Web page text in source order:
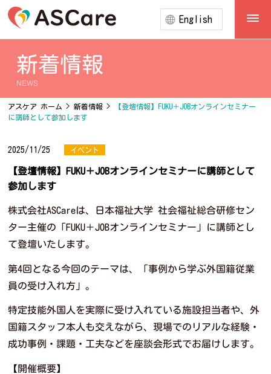
English
新着情報
NEWS
アスケア ホーム > 新着情報 >
【登壇情報】FUKU＋JOBオンラインセミナー
に講師として参加します
2025/11/25 イベント
【登壇情報】FUKU＋JOBオンラインセミナーに講師として
参加します
株式会社ASCareは、日本福祉大学 社会福祉総合研修セン
ター主催の「FUKU＋JOBオンラインセミナー」に講師とし
て登壇いたします。
第4回となる今回のテーマは、「事例から学ぶ外国籍従業
員の受け入れ方」。
特定技能外国人を実際に受け入れている施設担当者や、外
国籍スタッフ本人も交えながら、現場でのリアルな経験・
成功事例・課題・工夫などを座談会形式でお届けします。
【開催概要】